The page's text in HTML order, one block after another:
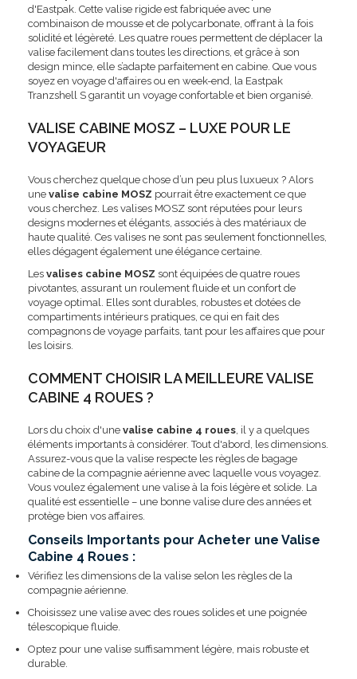
d'Eastpak. Cette valise rigide est fabriquée avec une
combinaison de mousse et de polycarbonate, offrant à la fois
solidité et légèreté. Les quatre roues permettent de déplacer la
valise facilement dans toutes les directions, et grâce à son
design mince, elle s’adapte parfaitement en cabine. Que vous
soyez en voyage d'affaires ou en week-end, la Eastpak
Tranzshell S garantit un voyage confortable et bien organisé.
VALISE CABINE MOSZ – LUXE POUR LE
VOYAGEUR
Vous cherchez quelque chose d’un peu plus luxueux ? Alors
une valise cabine MOSZ pourrait être exactement ce que
vous cherchez. Les valises MOSZ sont réputées pour leurs
designs modernes et élégants, associés à des matériaux de
haute qualité. Ces valises ne sont pas seulement fonctionnelles,
elles dégagent également une élégance certaine.
Les valises cabine MOSZ sont équipées de quatre roues
pivotantes, assurant un roulement fluide et un confort de
voyage optimal. Elles sont durables, robustes et dotées de
compartiments intérieurs pratiques, ce qui en fait des
compagnons de voyage parfaits, tant pour les affaires que pour
les loisirs.
COMMENT CHOISIR LA MEILLEURE VALISE
CABINE 4 ROUES ?
Lors du choix d'une valise cabine 4 roues, il y a quelques
éléments importants à considérer. Tout d'abord, les dimensions.
Assurez-vous que la valise respecte les règles de bagage
cabine de la compagnie aérienne avec laquelle vous voyagez.
Vous voulez également une valise à la fois légère et solide. La
qualité est essentielle – une bonne valise dure des années et
protège bien vos affaires.
Conseils Importants pour Acheter une Valise
Cabine 4 Roues :
Vérifiez les dimensions de la valise selon les règles de la
compagnie aérienne.
Choisissez une valise avec des roues solides et une poignée
télescopique fluide.
Optez pour une valise suffisamment légère, mais robuste et
durable.